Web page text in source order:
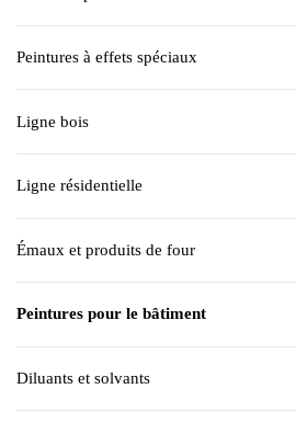
Peintures à effets spéciaux
Ligne bois
Ligne résidentielle
Émaux et produits de four
Peintures pour le bâtiment
Diluants et solvants